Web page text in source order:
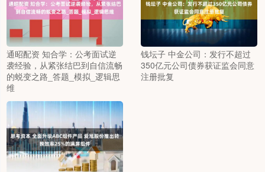
通昭配资 知合学：公考面试逆
袭经验，从紧张结巴到自信流畅
的蜕变之路_答题_模拟_逻辑思
维
钱坛子 中金公司：发行不超过
350亿元公司债券获证监会同意
注册批复